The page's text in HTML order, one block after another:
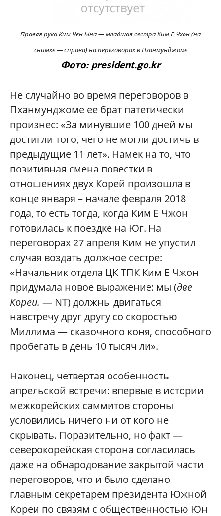
Правая рука Ким Чен Ына — младшая сестра Ким Е Чхон (на
снимке — справа) на переговорах в Пханмунджоме
Фото: president.go.kr
Не случайно во время переговоров в
Пханмунджоме ее брат патетически
произнес: «За минувшие 100 дней мы
достигли того, чего не могли достичь в
предыдущие 11 лет». Намек на то, что
позитивная смена повестки в
отношениях двух Корей произошла в
конце января – начале февраля 2018
года, то есть тогда, когда Ким Е Чжон
готовилась к поездке на Юг. На
переговорах 27 апреля Ким не упустил
случая воздать должное сестре:
«Начальник отдела ЦК ТПК Ким Е Чжон
придумала новое выражение: мы (две
Кореи. — NT) должны двигаться
навстречу друг другу со скоростью
Миллима — сказочного коня, способного
пробегать в день 10 тысяч ли».
Наконец, четвертая особенность
апрельской встречи: впервые в истории
межкорейских саммитов стороны
условились ничего ни от кого не
скрывать. Поразительно, но факт —
северокорейская сторона согласилась
даже на обнародование закрытой части
переговоров, что и было сделано
главным секретарем президента Южной
Кореи по связям с общественностью Юн